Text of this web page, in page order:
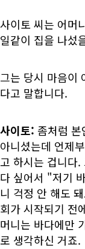
사이토 씨는 어머
일같이 집을 나섰
그는 당시 마음이
다고 말합니다.
사이토: 좀처럼
아니셨는데 언제
고 하시는 겁니다.
다 싶어서 "저기
니 걱정 안 해도
회가 시작되기 전
머니는 바다에만
로 생각하신 거죠.